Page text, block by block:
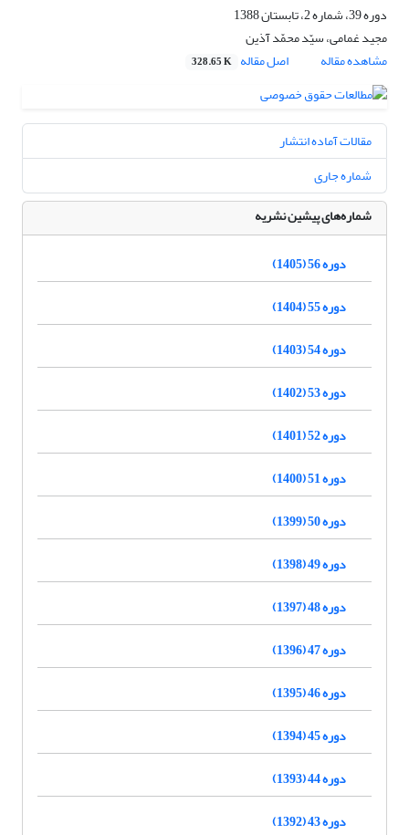
دوره 39، شماره 2، تابستان 1388
مجید غمامی، سیّد محمّد آذین
مشاهده مقاله
اصل مقاله 328.65 K
مقالات آماده انتشار
شماره جاری
شماره‌های پیشین نشریه
دوره 56 (1405)
دوره 55 (1404)
دوره 54 (1403)
دوره 53 (1402)
دوره 52 (1401)
دوره 51 (1400)
دوره 50 (1399)
دوره 49 (1398)
دوره 48 (1397)
دوره 47 (1396)
دوره 46 (1395)
دوره 45 (1394)
دوره 44 (1393)
دوره 43 (1392)